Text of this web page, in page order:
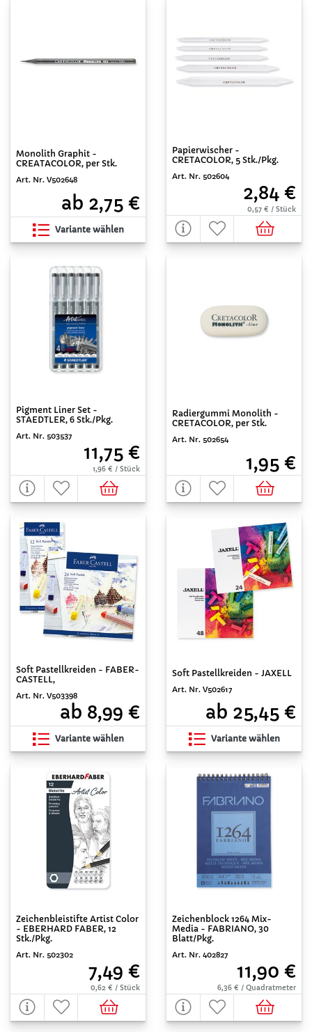
Monolith Graphit -
CREATACOLOR, per Stk.
Art. Nr. V502648
ab 2,75 €
Variante wählen
Papierwischer -
CRETACOLOR, 5 Stk./Pkg.
Art. Nr. 502604
2,84 €
0,57 € / Stück
Pigment Liner Set -
STAEDTLER, 6 Stk./Pkg.
Art. Nr. 503537
11,75 €
1,96 € / Stück
Radiergummi Monolith -
CRETACOLOR, per Stk.
Art. Nr. 502654
1,95 €
Soft Pastellkreiden - FABER-
CASTELL,
Art. Nr. V503398
ab 8,99 €
Variante wählen
Soft Pastellkreiden - JAXELL
Art. Nr. V502617
ab 25,45 €
Variante wählen
Zeichenbleistifte Artist Color
- EBERHARD FABER, 12
Stk./Pkg.
Art. Nr. 502302
7,49 €
0,62 € / Stück
Zeichenblock 1264 Mix-
Media - FABRIANO, 30
Blatt/Pkg.
Art. Nr. 402827
11,90 €
6,36 € / Quadratmeter